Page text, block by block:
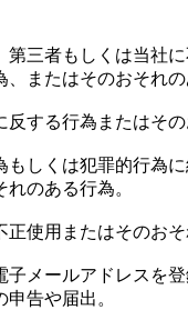
第三者もしくは当社
、またはそのおそれの
反する行為またはその
もしくは犯罪的行為
れのある行為。
正使用またはそのおそ
子メールアドレスを
申告や届出。